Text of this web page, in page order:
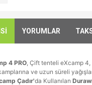
YORUMLAR
4 PRO, Çift tenteli eXcamp 4,
ve uzun süreli
Çadır'da Kullanılan